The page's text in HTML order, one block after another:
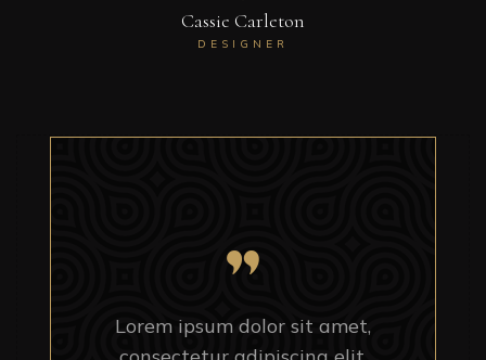
Cassie Carleton
DESIGNER
Lorem ipsum dolor sit amet,